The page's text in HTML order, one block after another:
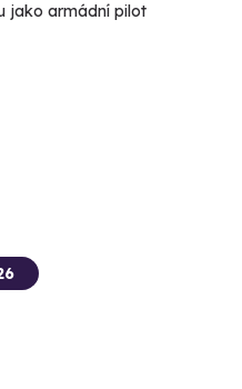
jako armádní pilot